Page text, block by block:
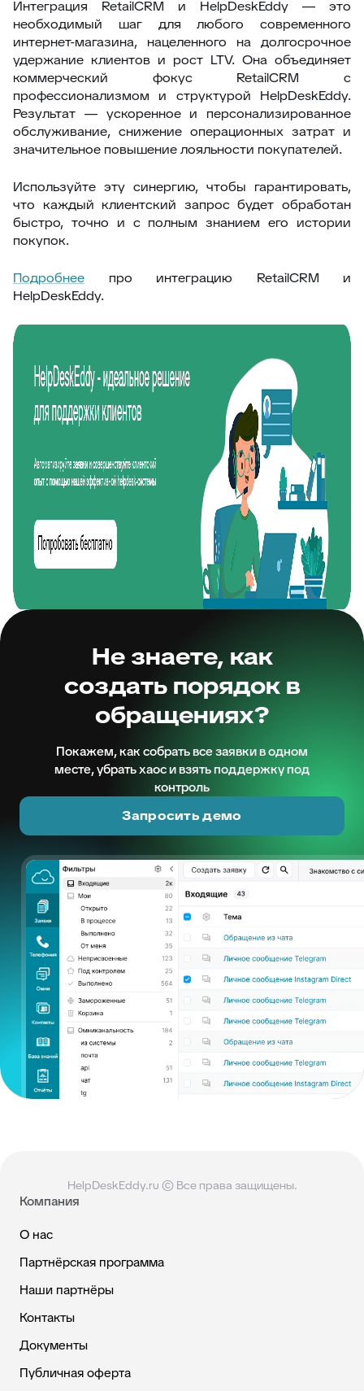
Интеграция RetailCRM и HelpDeskEddy — это
необходимый шаг для любого современного
интернет-магазина, нацеленного на долгосрочное
удержание клиентов и рост LTV. Она объединяет
коммерческий фокус RetailCRM с
профессионализмом и структурой HelpDeskEddy.
Результат — ускоренное и персонализированное
обслуживание, снижение операционных затрат и
значительное повышение лояльности покупателей.
Используйте эту синергию, чтобы гарантировать,
что каждый клиентский запрос будет обработан
быстро, точно и с полным знанием его истории
покупок.
Подробнее про интеграцию RetailCRM и
HelpDeskEddy.
Не знаете, как
создать порядок в
обращениях?
Покажем, как собрать все заявки в одном
месте, убрать хаос и взять поддержку под
контроль
Запросить демо
HelpDeskEddy.ru © Все права защищены.
Компания
О нас
Партнёрская программа
Наши партнёры
Контакты
Документы
Публичная оферта